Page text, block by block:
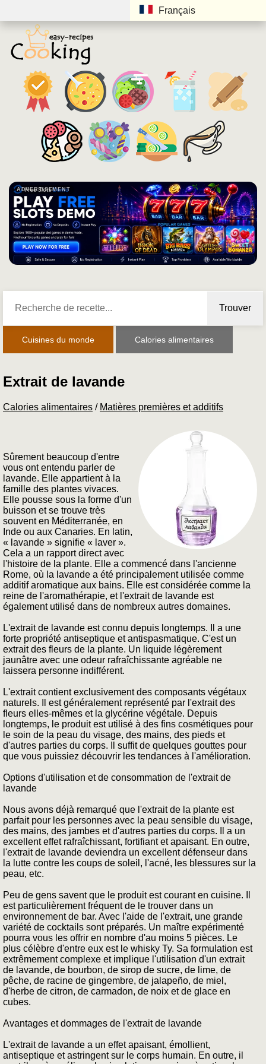
Français
ADVERTISEMENT
Trouver
Cuisines du monde Calories alimentaires
Extrait de lavande
Calories alimentaires / Matières premières et additifs
Sûrement beaucoup d'entre
vous ont entendu parler de
lavande. Elle appartient à la
famille des plantes vivaces.
Elle pousse sous la forme d'un
buisson et se trouve très
souvent en Méditerranée, en
Inde ou aux Canaries. En latin,
« lavande » signifie « laver ».
Cela a un rapport direct avec
l'histoire de la plante. Elle a commencé dans l'ancienne
Rome, où la lavande a été principalement utilisée comme
additif aromatique aux bains. Elle est considérée comme la
reine de l'aromathérapie, et l'extrait de lavande est
également utilisé dans de nombreux autres domaines.
L'extrait de lavande est connu depuis longtemps. Il a une
forte propriété antiseptique et antispasmatique. C'est un
extrait des fleurs de la plante. Un liquide légèrement
jaunâtre avec une odeur rafraîchissante agréable ne
laissera personne indifférent.
L'extrait contient exclusivement des composants végétaux
naturels. Il est généralement représenté par l'extrait des
fleurs elles-mêmes et la glycérine végétale. Depuis
longtemps, le produit est utilisé à des fins cosmétiques pour
le soin de la peau du visage, des mains, des pieds et
d'autres parties du corps. Il suffit de quelques gouttes pour
que vous puissiez découvrir les tendances à l'amélioration.
Options d'utilisation et de consommation de l'extrait de
lavande
Nous avons déjà remarqué que l'extrait de la plante est
parfait pour les personnes avec la peau sensible du visage,
des mains, des jambes et d'autres parties du corps. Il a un
excellent effet rafraîchissant, fortifiant et apaisant. En outre,
l'extrait de lavande deviendra un excellent défenseur dans
la lutte contre les coups de soleil, l'acné, les blessures sur la
peau, etc.
Peu de gens savent que le produit est courant en cuisine. Il
est particulièrement fréquent de le trouver dans un
environnement de bar. Avec l'aide de l'extrait, une grande
variété de cocktails sont préparés. Un maître expérimenté
pourra vous les offrir en nombre d'au moins 5 pièces. Le
plus célèbre d'entre eux est le whisky Ty. Sa formulation est
extrêmement complexe et implique l'utilisation d'un extrait
de lavande, de bourbon, de sirop de sucre, de lime, de
pêche, de racine de gingembre, de jalapeño, de miel,
d'herbe de citron, de carmadon, de noix et de glace en
cubes.
Avantages et dommages de l'extrait de lavande
L'extrait de lavande a un effet apaisant, émollient,
antiseptique et astringent sur le corps humain. En outre, il